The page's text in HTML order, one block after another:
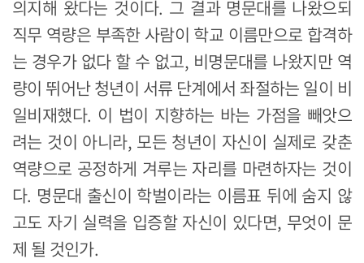
의지해 왔다는 것이다. 그 결과 명문대를 나왔으되
직무 역량은 부족한 사람이 학교 이름만으로 합격하
는 경우가 없다 할 수 없고, 비명문대를 나왔지만 역
량이 뛰어난 청년이 서류 단계에서 좌절하는 일이 비
일비재했다. 이 법이 지향하는 바는 가점을 빼앗으
려는 것이 아니라, 모든 청년이 자신이 실제로 갖춘
역량으로 공정하게 겨루는 자리를 마련하자는 것이
다. 명문대 출신이 학벌이라는 이름표 뒤에 숨지 않
고도 자기 실력을 입증할 자신이 있다면, 무엇이 문
제 될 것인가.